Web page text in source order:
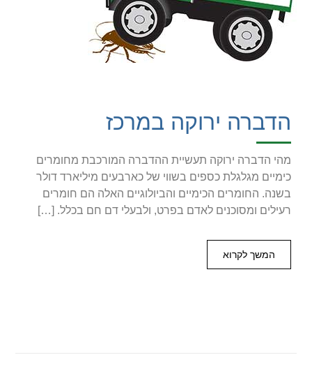
הדברה ירוקה במרכז
מהי הדברה ירוקה תעשיית ההדברה המורכבת מחומרים
כימיים מגלגלת כספים בשווי של כארבעים מיליארד דולר
בשנה. החומרים הכימיים והביולוגיים האלה הם חומרים
רעילים ומסוכנים לאדם בפרט, ולבעלי דם חם בכלל. […]
המשך לקרוא